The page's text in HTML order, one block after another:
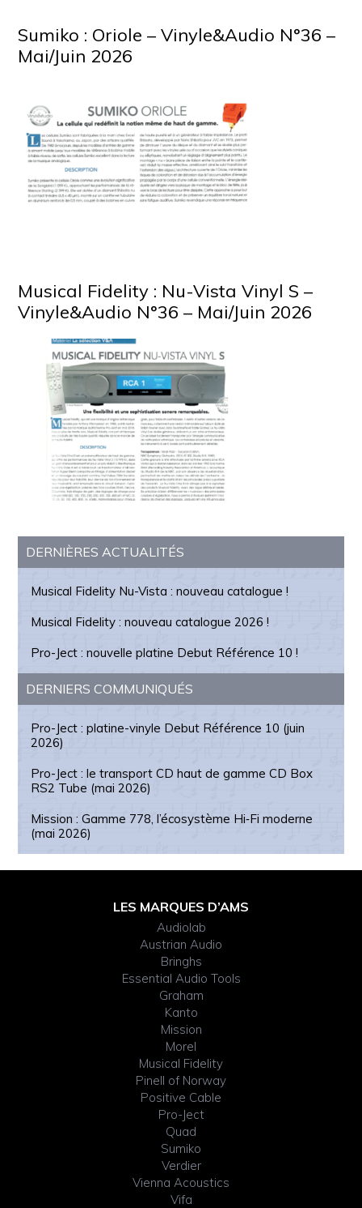
Sumiko : Oriole – Vinyle&Audio N°36 –
Mai/Juin 2026
Musical Fidelity : Nu-Vista Vinyl S –
Vinyle&Audio N°36 – Mai/Juin 2026
Barre
latérale
principale
DERNIÈRES ACTUALITÉS
Musical Fidelity Nu-Vista : nouveau catalogue !
Musical Fidelity : nouveau catalogue 2026 !
Pro-Ject : nouvelle platine Debut Référence 10 !
DERNIERS COMMUNIQUÉS
Pro-Ject : platine-vinyle Debut Référence 10 (juin
2026)
Pro-Ject : le transport CD haut de gamme CD Box
RS2 Tube (mai 2026)
Mission : Gamme 778, l’écosystème Hi‑Fi moderne
(mai 2026)
LES MARQUES D’AMS
Audiolab
Austrian Audio
Bringhs
Essential Audio Tools
Graham
Kanto
Mission
Morel
Musical Fidelity
Pinell of Norway
Positive Cable
Pro-Ject
Quad
Sumiko
Verdier
Vienna Acoustics
Vifa